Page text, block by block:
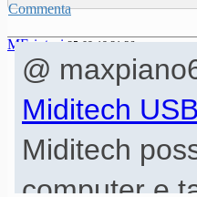
lo attua
smooth
Passare da
tagliente
Commenta
MFsintesi 25-09-19 21.36
@
Miditech
Miditech
computer e